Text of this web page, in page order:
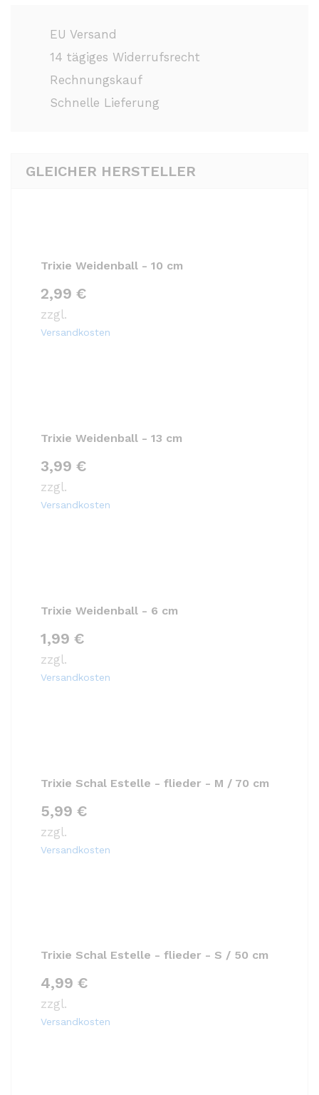
EU Versand
14 tägiges Widerrufsrecht
Rechnungskauf
Schnelle Lieferung
GLEICHER HERSTELLER
Trixie Weidenball - 10 cm
2,99 €
zzgl.
Versandkosten
Trixie Weidenball - 13 cm
3,99 €
zzgl.
Versandkosten
Trixie Weidenball - 6 cm
1,99 €
zzgl.
Versandkosten
Trixie Schal Estelle - flieder - M / 70 cm
5,99 €
zzgl.
Versandkosten
Trixie Schal Estelle - flieder - S / 50 cm
4,99 €
zzgl.
Versandkosten